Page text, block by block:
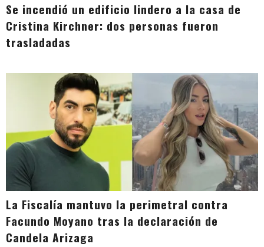
Se incendió un edificio lindero a la casa de
Cristina Kirchner: dos personas fueron
trasladadas
La Fiscalía mantuvo la perimetral contra
Facundo Moyano tras la declaración de
Candela Arizaga